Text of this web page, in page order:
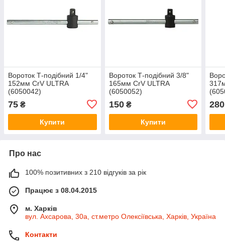
Вороток Т-подібний 1/4"
152мм CrV ULTRA
(6050042)
75 ₴
Купити
Вороток Т-подібний 3/8"
165мм CrV ULTRA
(6050052)
150₴
Купити
280
Про нас
100% позитивних з 210 відгуків за рік
Працює з 08.04.2015
м. Харків
вул. Ахсарова, 30а, ст.метро Олексіївська, Харків, Україна
Контакти